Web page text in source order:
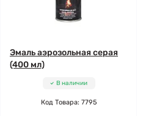
Эмаль аэрозольная серая
(400 мл)
В наличии
Код Товара: 7795